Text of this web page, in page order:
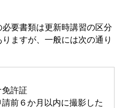
要書類は更新時講習の区分
ますが、一般には次の通り
許証
前６か月以内に撮影した